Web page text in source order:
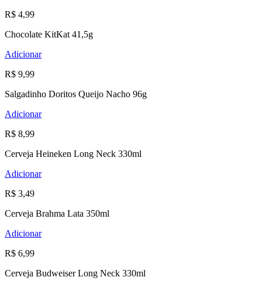
R$ 4,99
Chocolate KitKat 41,5g
Adicionar
R$ 9,99
Salgadinho Doritos Queijo Nacho 96g
Adicionar
R$ 8,99
Cerveja Heineken Long Neck 330ml
Adicionar
R$ 3,49
Cerveja Brahma Lata 350ml
Adicionar
R$ 6,99
Cerveja Budweiser Long Neck 330ml